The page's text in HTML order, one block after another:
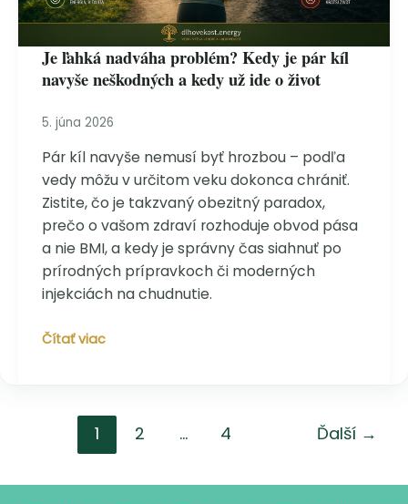
Je ľahká nadváha problém? Kedy je pár kíl
navyše neškodných a kedy už ide o život
5. júna 2026
Pár kíl navyše nemusí byť hrozbou – podľa
vedy môžu v určitom veku dokonca chrániť.
Zistite, čo je takzvaný obezitný paradox,
prečo o vašom zdraví rozhoduje obvod pása
a nie BMI, a kedy je správny čas siahnuť po
prírodných prípravkoch či moderných
injekciách na chudnutie.
Je
Čítať viac
1 2 … 4 Ďalší →